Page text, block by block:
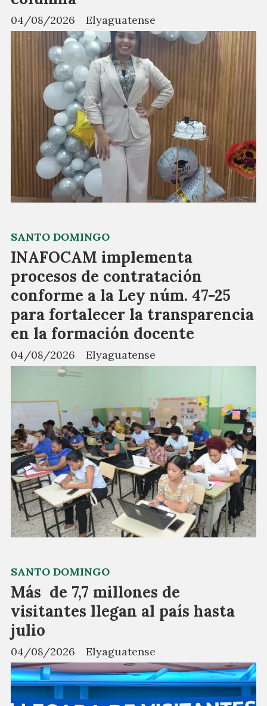
Elyaguatense
04/08/2026
INAFOCAM implementa
procesos de contratación
conforme a la Ley núm. 47-25
para fortalecer la transparencia
en la formación docente
Elyaguatense
SANTO DOMINGO
04/08/2026
Más de 7,7 millones de
visitantes llegan al país hasta
julio
Elyaguatense
SANTO DOMINGO
04/08/2026